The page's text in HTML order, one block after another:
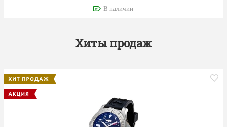
В наличии
Хиты продаж